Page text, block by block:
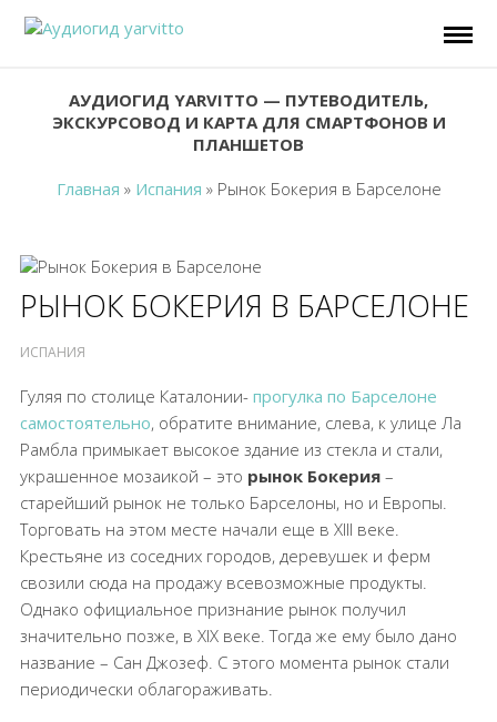
АУДИОГИД YARVITTO — ПУТЕВОДИТЕЛЬ,
ЭКСКУРСОВОД И КАРТА ДЛЯ СМАРТФОНОВ И
ПЛАНШЕТОВ
Главная » Испания » Рынок Бокерия в Барселоне
РЫНОК БОКЕРИЯ В БАРСЕЛОНЕ
ИСПАНИЯ
Гуляя по столице Каталонии- прогулка по Барселоне
самостоятельно, обратите внимание, слева, к улице Ла
Рамбла примыкает высокое здание из стекла и стали,
украшенное мозаикой – это рынок Бокерия–
старейший рынок не только Барселоны, но и Европы.
Торговать на этом месте начали еще в XIII веке.
Крестьяне из соседних городов, деревушек и ферм
свозили сюда на продажу всевозможные продукты.
Однако официальное признание рынок получил
значительно позже, в XIX веке. Тогда же ему было дано
название – Сан Джозеф. С этого момента рынок стали
периодически облагораживать.